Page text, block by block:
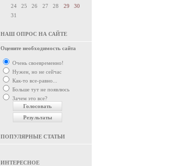
24
25 26 27 28 29
30
31
НАШ ОПРОС НА САЙТЕ
Оцените необходимость сайта
Очень своевременно!
Нужен, но не сейчас
Как-то все-равно...
Больше тут не появлюсь
Зачем это все?
ПОПУЛЯРНЫЕ СТАТЬИ
ИНТЕРЕСНОЕ